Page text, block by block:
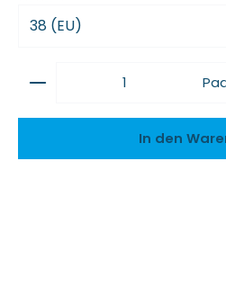
Produkt Anzahl: Gib
In den